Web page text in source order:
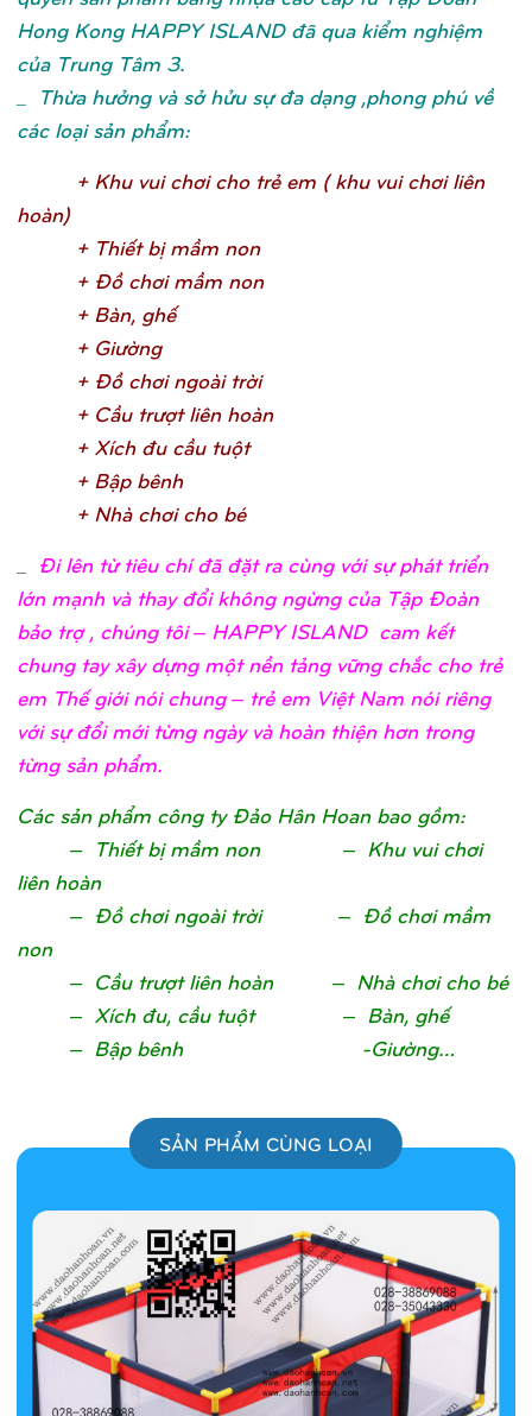
Hong Kong HAPPY ISLAND đã qua kiểm nghiệm
của Trung Tâm 3.
_ Thừa hưởng và sở hửu sự đa dạng ,phong phú về
các loại sản phẩm:
+ Khu vui chơi cho trẻem ( khu vui chơi liên
hoàn)
+ Thiết bịmầm non
+ Đồchơi mầm non
+ Bàn, ghế
+ Giường
+ Đồchơi ngoài trời
+ Cầu trượt liên hoàn
+ Xích đu cầu tuột
+ Bập bênh
+ Nhà chơi cho bé
Đi lên từ tiêu chí đã đặt ra cùng với sự phát triển
lớn mạnh và thay đổi không ngừng của Tập Đoàn
bảo trợ , chúng tôi – HAPPY ISLAND cam kết
chung tay xây dựng một nền tảng vững chắc cho trẻ
em Thế giới nói chung – trẻ em Việt Nam nói riêng
với sự đổi mới từng ngày và hoàn thiện hơn trong
từng sản phẩm.
Các sản phẩm công ty Đảo Hân Hoan bao gồm:
– Thiết bị mầm non – Khu vui chơi
liên hoàn
– Đồ chơi ngoài trời – Đồ chơi mầm
non
– Cầu trượt liên hoàn – Nhà chơi cho bé
– Xích đu, cầu tuột – Bàn, ghế
– Bập bênh -Giường…
SẢN PHẨM CÙNG LOẠI